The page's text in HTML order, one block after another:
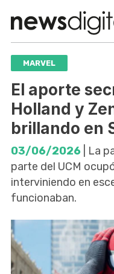
MARVEL
El aporte
Holland y
brillando en
03/06/2026 | La
parte del UCM
interviniendo en
funcionaban.